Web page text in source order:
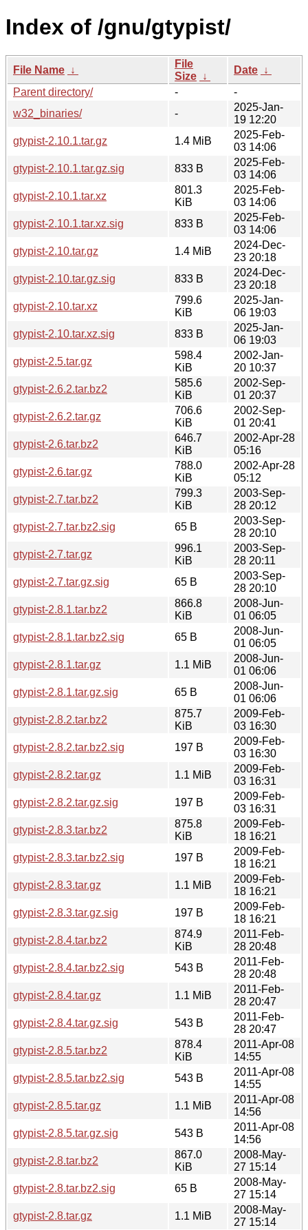
Index of /gnu/gtypist/
File Name ↓
File
Size ↓
Date ↓
Parent directory/
-
-
w32_binaries/
-
2025-Jan-
19 12:20
gtypist-2.10.1.tar.gz
1.4 MiB
2025-Feb-
03 14:06
gtypist-2.10.1.tar.gz.sig
833 B
2025-Feb-
03 14:06
gtypist-2.10.1.tar.xz
801.3
KiB
2025-Feb-
03 14:06
gtypist-2.10.1.tar.xz.sig
833 B
2025-Feb-
03 14:06
gtypist-2.10.tar.gz
1.4 MiB
2024-Dec-
23 20:18
gtypist-2.10.tar.gz.sig
833 B
2024-Dec-
23 20:18
gtypist-2.10.tar.xz
799.6
KiB
2025-Jan-
06 19:03
gtypist-2.10.tar.xz.sig
833 B
2025-Jan-
06 19:03
gtypist-2.5.tar.gz
598.4
KiB
2002-Jan-
20 10:37
gtypist-2.6.2.tar.bz2
585.6
KiB
2002-Sep-
01 20:37
gtypist-2.6.2.tar.gz
706.6
KiB
2002-Sep-
01 20:41
gtypist-2.6.tar.bz2
646.7
KiB
2002-Apr-28
05:16
gtypist-2.6.tar.gz
788.0
KiB
2002-Apr-28
05:12
gtypist-2.7.tar.bz2
799.3
KiB
2003-Sep-
28 20:12
gtypist-2.7.tar.bz2.sig
65 B
2003-Sep-
28 20:10
gtypist-2.7.tar.gz
996.1
KiB
2003-Sep-
28 20:11
gtypist-2.7.tar.gz.sig
65 B
2003-Sep-
28 20:10
gtypist-2.8.1.tar.bz2
866.8
KiB
2008-Jun-
01 06:05
gtypist-2.8.1.tar.bz2.sig
65 B
2008-Jun-
01 06:05
gtypist-2.8.1.tar.gz
1.1 MiB
2008-Jun-
01 06:06
gtypist-2.8.1.tar.gz.sig
65 B
2008-Jun-
01 06:06
gtypist-2.8.2.tar.bz2
875.7
KiB
2009-Feb-
03 16:30
gtypist-2.8.2.tar.bz2.sig
197 B
2009-Feb-
03 16:30
gtypist-2.8.2.tar.gz
1.1 MiB
2009-Feb-
03 16:31
gtypist-2.8.2.tar.gz.sig
197 B
2009-Feb-
03 16:31
gtypist-2.8.3.tar.bz2
875.8
KiB
2009-Feb-
18 16:21
gtypist-2.8.3.tar.bz2.sig
197 B
2009-Feb-
18 16:21
gtypist-2.8.3.tar.gz
1.1 MiB
2009-Feb-
18 16:21
gtypist-2.8.3.tar.gz.sig
197 B
2009-Feb-
18 16:21
gtypist-2.8.4.tar.bz2
874.9
KiB
2011-Feb-
28 20:48
gtypist-2.8.4.tar.bz2.sig
543 B
2011-Feb-
28 20:48
gtypist-2.8.4.tar.gz
1.1 MiB
2011-Feb-
28 20:47
gtypist-2.8.4.tar.gz.sig
543 B
2011-Feb-
28 20:47
gtypist-2.8.5.tar.bz2
878.4
KiB
2011-Apr-08
14:55
gtypist-2.8.5.tar.bz2.sig
543 B
2011-Apr-08
14:55
gtypist-2.8.5.tar.gz
1.1 MiB
2011-Apr-08
14:56
gtypist-2.8.5.tar.gz.sig
543 B
2011-Apr-08
14:56
gtypist-2.8.tar.bz2
867.0
KiB
2008-May-
27 15:14
gtypist-2.8.tar.bz2.sig
65 B
2008-May-
27 15:14
gtypist-2.8.tar.gz
1.1 MiB
2008-May-
27 15:14